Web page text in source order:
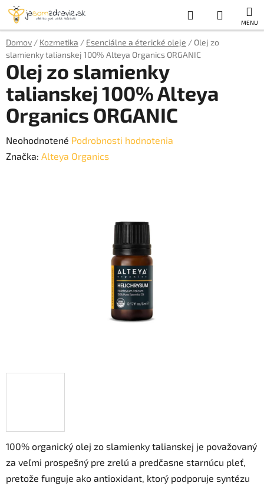
Prejsť
obsah
Hľadať
KOŠÍK
Domov / Kozmetika / Esenciálne a éterické oleje / Olej zo
slamienky talianskej 100% Alteya Organics ORGANIC
100% organický olej zo slamienky talianskej je považovaný
za veľmi prospešný pre zrelú a predčasne starnúcu pleť,
pretože funguje ako antioxidant, ktorý podporuje syntézu
Olej zo slamienky
talianskej 100% Alteya
Organics ORGANIC
Priemerné
hodnotenie
Neohodnotené Podrobnosti hodnotenia
Značka: Alteya Organics